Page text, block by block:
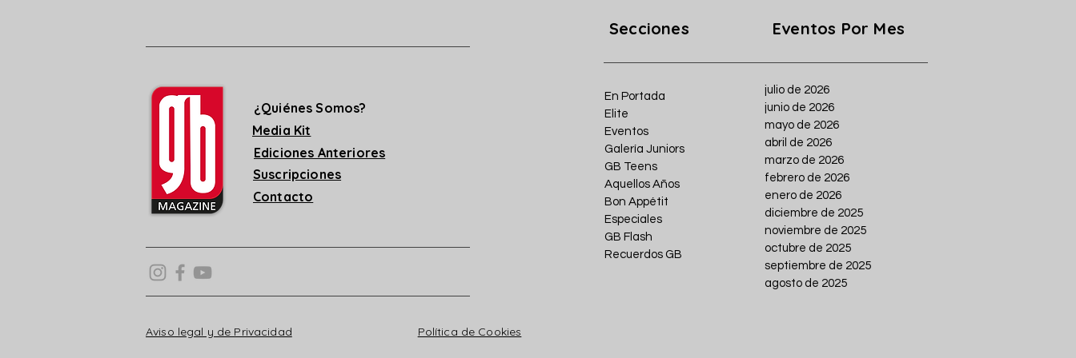
¿Quiénes Somos?
Media Kit
Ediciones Anteriores
Suscripciones
Contacto
Aviso legal y de Privacidad Política de Cookies
Secciones Eventos Por Mes
En Portada
Elite
Eventos
Galería Juniors
GB Teens
Aquellos Años
Bon Appétit
Especiales
GB Flash
Recuerdos GB
julio de 2026
junio de 2026
mayo de 2026
abril de 2026
marzo de 2026
febrero de 2026
enero de 2026
diciembre de 2025
noviembre de 2025
octubre de 2025
septiembre de 2025
agosto de 2025